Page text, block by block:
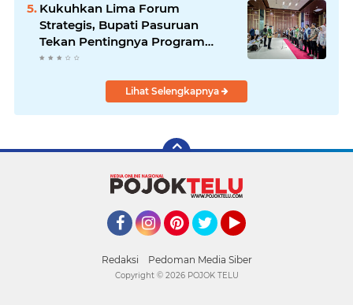
Kukuhkan Lima Forum
Strategis, Bupati Pasuruan
Tekan Pentingnya Program
Nyata untuk Rakyat
Lihat Selengkapnya
Redaksi Pedoman Media Siber
Copyright © 2026 POJOK TELU